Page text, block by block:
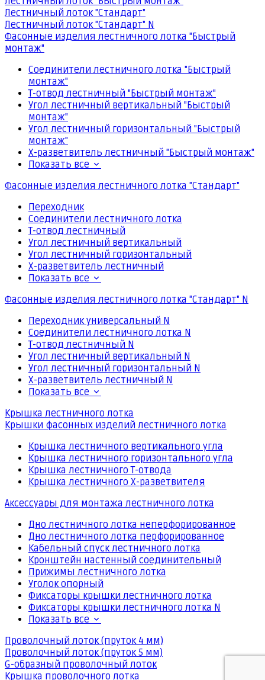
Лестничный лоток "Стандарт"
Лестничный лоток "Стандарт" N
Фасонные изделия лестничного лотка "Быстрый
монтаж"
Соединители лестничного лотка "Быстрый
монтаж"
Т-отвод лестничный "Быстрый монтаж"
Угол лестничный вертикальный "Быстрый
монтаж"
Угол лестничный горизонтальный "Быстрый
монтаж"
Х-разветвитель лестничный "Быстрый монтаж"
Показать все
Фасонные изделия лестничного лотка "Стандарт"
Переходник
Соединители лестничного лотка
Т-отвод лестничный
Угол лестничный вертикальный
Угол лестничный горизонтальный
Х-разветвитель лестничный
Показать все
Фасонные изделия лестничного лотка "Стандарт" N
Переходник универсальный N
Соединители лестничного лотка N
Т-отвод лестничный N
Угол лестничный вертикальный N
Угол лестничный горизонтальный N
Х-разветвитель лестничный N
Показать все
Крышка лестничного лотка
Крышки фасонных изделий лестничного лотка
Крышка лестничного вертикального угла
Крышка лестничного горизонтального угла
Крышка лестничного Т-отвода
Крышка лестничного Х-разветвителя
Аксессуары для монтажа лестничного лотка
Дно лестничного лотка неперфорированное
Дно лестничного лотка перфорированное
Кабельный спуск лестничного лотка
Кронштейн настенный соединительный
Прижимы лестничного лотка
Уголок опорный
Фиксаторы крышки лестничного лотка
Фиксаторы крышки лестничного лотка N
Показать все
Проволочный лоток (пруток 4 мм)
Проволочный лоток (пруток 5 мм)
G-образный проволочный лоток
Крышка проволочного лотка